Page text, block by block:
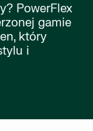
PowerFlex
gamie
który
i